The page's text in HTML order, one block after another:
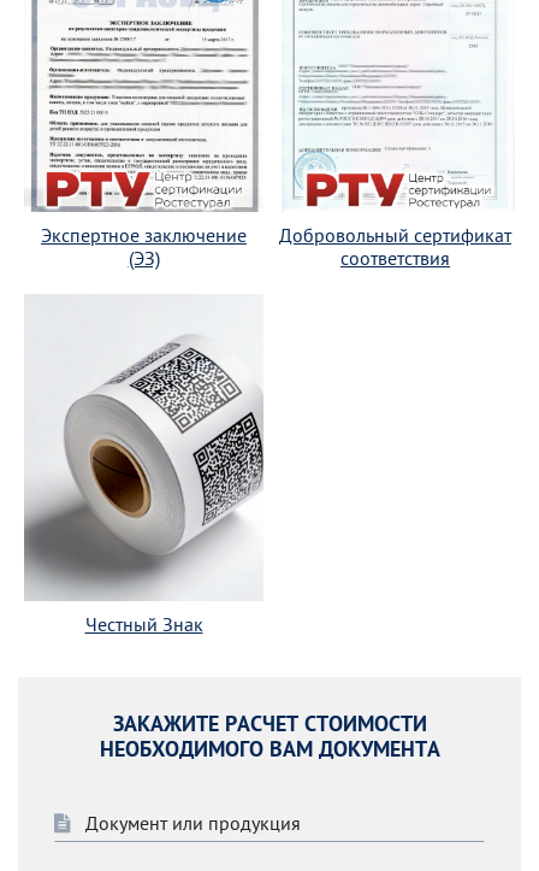
Экспертное заключение
(ЭЗ)
Добровольный сертификат
соответствия
Честный Знак
ЗАКАЖИТЕ РАСЧЕТ СТОИМОСТИ
НЕОБХОДИМОГО ВАМ ДОКУМЕНТА